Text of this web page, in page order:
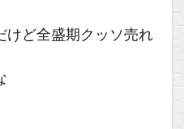
けど全盛期クッソ売れ